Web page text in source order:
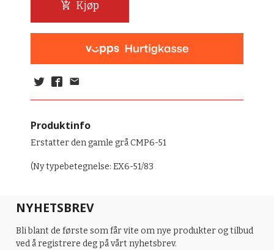
Kjøp
Produktinfo
Erstatter den gamle grå CMP6-51
(Ny typebetegnelse: EX6-51/83
NYHETSBREV
Bli blant de første som får vite om nye produkter og tilbud
ved å registrere deg på vårt nyhetsbrev.